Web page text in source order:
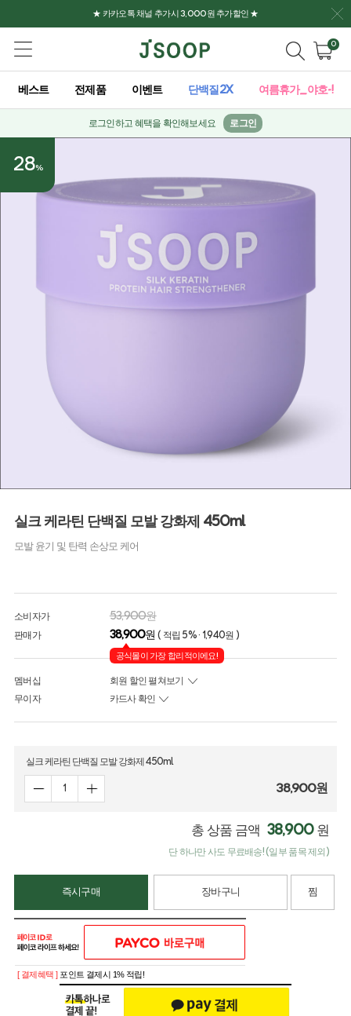
★ 카카오톡 채널 추가시 3,000원 추가할인 ★
0
베스트 전제품 이벤트 단백질2X 여름휴가_야호-!
로그인하고 혜택을 확인해보세요 로그인
28%
실크 케라틴 단백질 모발 강화제 450ml
모발 윤기 및 탄력 손상모 케어
소비자가 53,900원
판매가 38,900원 ( 적립 5% · 1,940원 )
공식몰이 가장 합리적이에요!
멤버십
회원 할인 펼쳐보기
무이자
카드사 확인
실크 케라틴 단백질 모발 강화제 450ml
38,900원
총 상품 금액 38,900 원
단 하나만 사도 무료배송! (일부 품목 제외)
즉시구매 장바구니 찜
[ 결제혜택 ] 포인트 결제시 1% 적립!